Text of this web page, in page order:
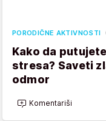
PORODIČNE AKTIVNOSTI
Kako da
stresa? Saveti
odmor
Komentariši